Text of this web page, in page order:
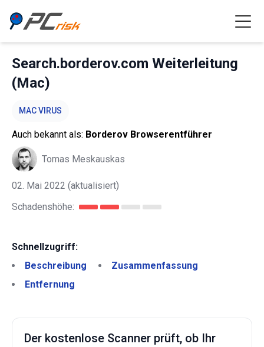
Search.borderov.com Weiterleitung
(Mac)
MAC VIRUS
Auch bekannt als: Borderov Browserentführer
Tomas Meskauskas
02. Mai 2022 (aktualisiert)
Schadenshöhe:
Schnellzugriff:
Beschreibung
Zusammenfassung
Entfernung
Der kostenlose Scanner prüft, ob Ihr